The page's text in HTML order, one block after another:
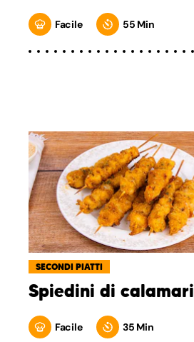
Facile 55 Min
SECONDI PIATTI
Spiedini di calamari
Facile 35 Min